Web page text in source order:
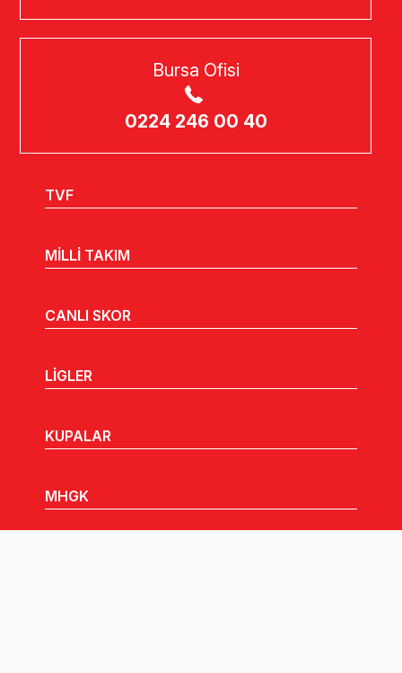
Bursa Ofisi
0224 246 00 40
TVF
MİLLİ TAKIM
CANLI SKOR
LİGLER
KUPALAR
MHGK